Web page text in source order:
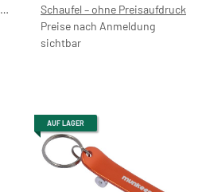
Schaufel – ohne Preisaufdruck
Preise nach Anmeldung
sichtbar
AUF LAGER